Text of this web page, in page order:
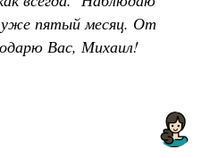
пятый месяц. От
Вас, Михаил!